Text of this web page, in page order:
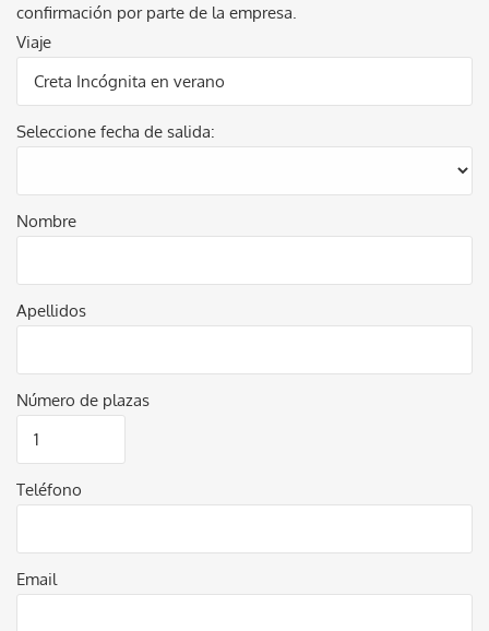
confirmación por parte de la empresa.
Viaje
Seleccione fecha de salida:
Nombre
Apellidos
Número de plazas
Teléfono
Email